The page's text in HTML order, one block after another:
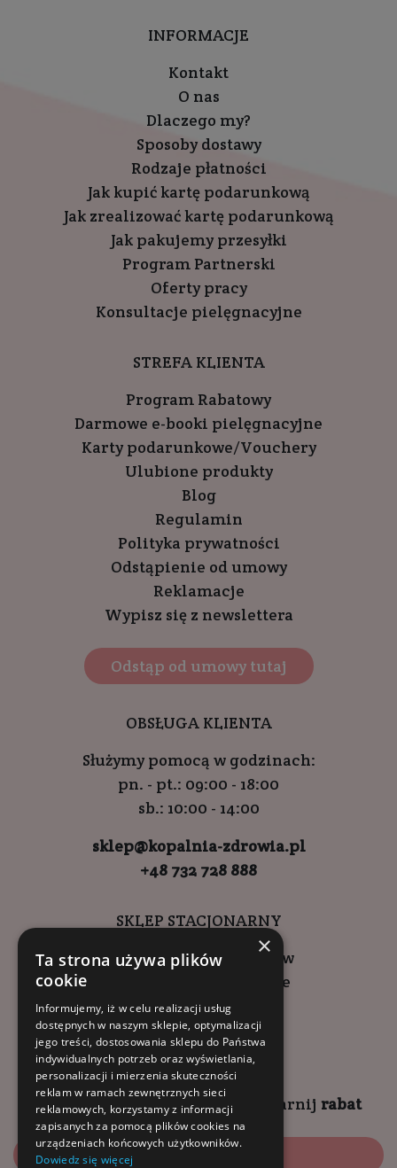
INFORMACJE
Kontakt
O nas
Dlaczego my?
Sposoby dostawy
Rodzaje płatności
Jak kupić kartę podarunkową
Jak zrealizować kartę podarunkową
Jak pakujemy przesyłki
Program Partnerski
Oferty pracy
Konsultacje pielęgnacyjne
STREFA KLIENTA
Program Rabatowy
Darmowe e-booki pielęgnacyjne
Karty podarunkowe/Vouchery
Ulubione produkty
Blog
Regulamin
Polityka prywatności
Odstąpienie od umowy
Reklamacje
Wypisz się z newslettera
Odstąp od umowy tutaj
OBSŁUGA KLIENTA
Służymy pomocą w godzinach:
pn. - pt.: 09:00 - 18:00
sb.: 10:00 - 14:00
sklep@kopalnia-zdrowia.pl
+48 732 728 888
SKLEP STACJONARNY
ul. Wadowicka 6, Kraków
Kompleks Buma Square
godziny otwarcia:
9:00 - 18:00 (pon-pt)
10:00 - 14:00 (sob)
Zapisz się naNEWSLETTER zgarnij rabat
Zapisz się
×
Ta strona używa plików
cookie
Informujemy, iż w celu realizacji usług
dostępnych w naszym sklepie, optymalizacji
jego treści, dostosowania sklepu do Państwa
indywidualnych potrzeb oraz wyświetlania,
personalizacji i mierzenia skuteczności
reklam w ramach zewnętrznych sieci
reklamowych, korzystamy z informacji
zapisanych za pomocą plików cookies na
urządzeniach końcowych użytkowników.
Dowiedz się więcej